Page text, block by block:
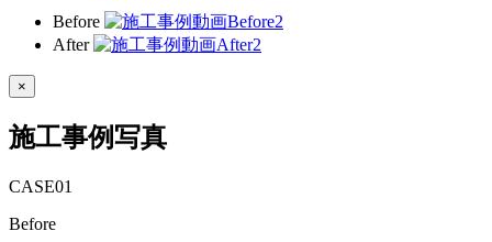
Before
After
×
施工事例写真
CASE01
Before